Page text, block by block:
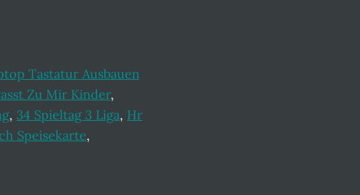
Tastatur Ausbauen
Zu Mir Kinder,
, 34 Spieltag 3 Liga, Hr
Speisekarte,